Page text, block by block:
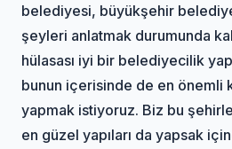
belediyesi, büyükşehir
şeyleri anlatmak durumunda
hülasası iyi bir belediyecilik
bunun içerisinde de en önemli
yapmak istiyoruz. Biz bu
en güzel yapıları da yapsak